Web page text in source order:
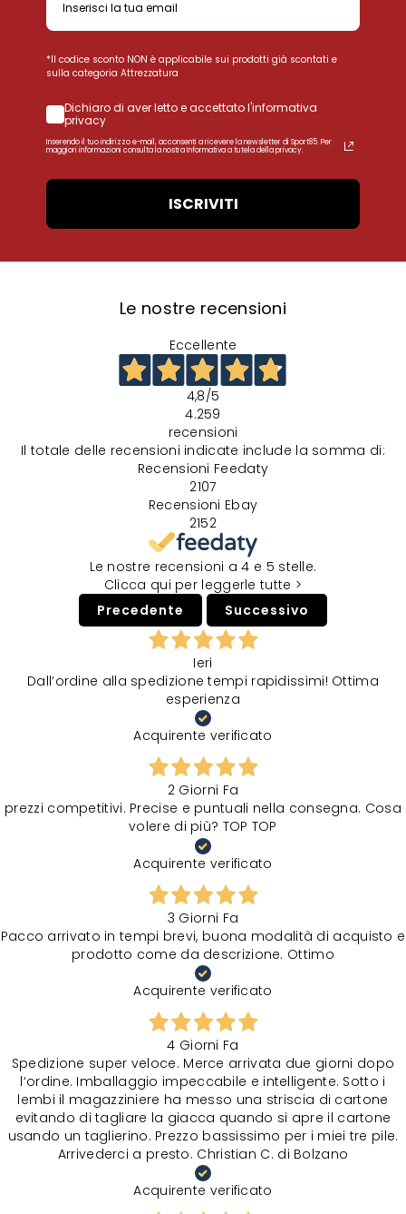
*Il codice sconto NON è applicabile sui prodotti già scontati e
sulla categoria Attrezzatura
Dichiaro di aver letto e accettato l'informativa
privacy
Inserendo il tuo indirizzo e-mail, acconsenti a ricevere la newsletter di Sport85. Per
maggiori informazioni consulta la nostra Informativa a tutela della privacy.
ISCRIVITI
Le nostre recensioni
Eccellente
4,8/5
4.259
recensioni
Il totale delle recensioni indicate include la somma di:
Recensioni Feedaty
2107
Recensioni Ebay
2152
Le nostre recensioni a 4 e 5 stelle.
Clicca qui per leggerle tutte >
Precedente
Successivo
Ieri
Dall’ordine alla spedizione tempi rapidissimi! Ottima
esperienza
Acquirente verificato
2 Giorni Fa
prezzi competitivi. Precise e puntuali nella consegna. Cosa
volere di più? TOP TOP
Acquirente verificato
3 Giorni Fa
Pacco arrivato in tempi brevi, buona modalità di acquisto e
prodotto come da descrizione. Ottimo
Acquirente verificato
4 Giorni Fa
Spedizione super veloce. Merce arrivata due giorni dopo
l‘ordine. Imballaggio impeccabile e intelligente. Sotto i
lembi il magazziniere ha messo una striscia di cartone
evitando di tagliare la giacca quando si apre il cartone
usando un taglierino. Prezzo bassissimo per i miei tre pile.
Arrivederci a presto. Christian C. di Bolzano
Acquirente verificato